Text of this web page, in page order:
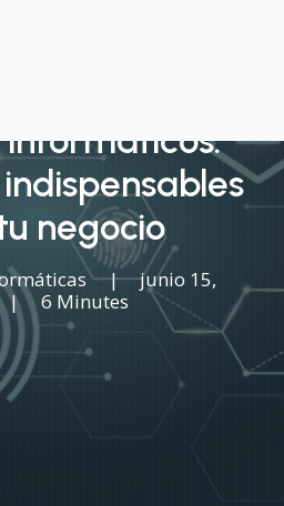
negocio
|
junio 15,
| 6 Minutes